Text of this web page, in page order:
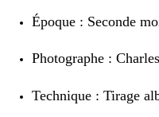
Époque : Seconde
Photographe :
Technique : Tirage